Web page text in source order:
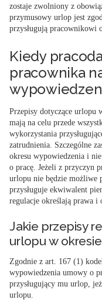
zostaje zwolniony z
przymusowy urlop jest
przysługują pracownikowi
Kiedy
pracownika
Przepisy dotyczące urlopu
mają na celu przede
wykorzystania
zatrudnienia. Szczególne
okresu wypowiedzenia i
o pracę. Jeżeli z przyczyn
urlopu nie będzie możliwe
przysługuje ekwiwalent
regulacje określają prawa i
Jakie przepisy
urlopu w
Zgodnie z art. 167 (1)
wypowiedzenia umowy o
przysługujący mu urlop,
urlopu.